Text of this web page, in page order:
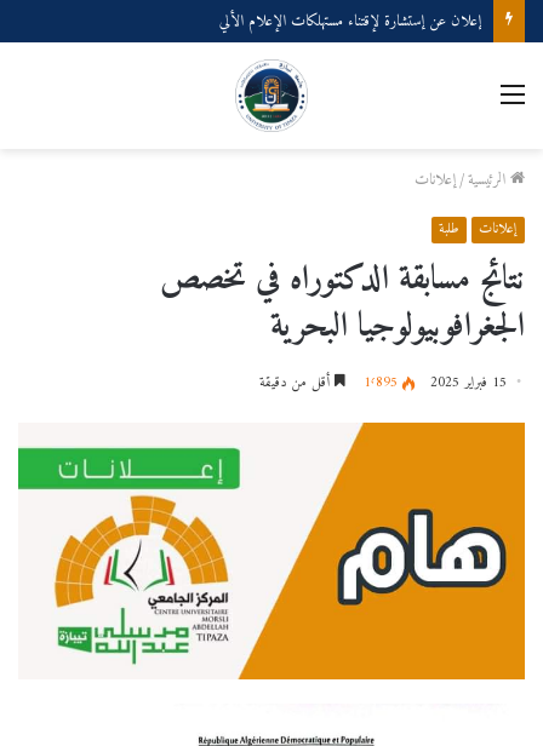
إعلان عن إستشارة لإقتناء مستهلكات الإعلام الألي
القائمة
الرئيسية/إعلانات
إعلانات طلبة
نتائج مسابقة الدكتوراه في تخصص
الجغرافوبيولوجيا البحرية
15 فبراير 2025 1٬895 أقل من دقيقة